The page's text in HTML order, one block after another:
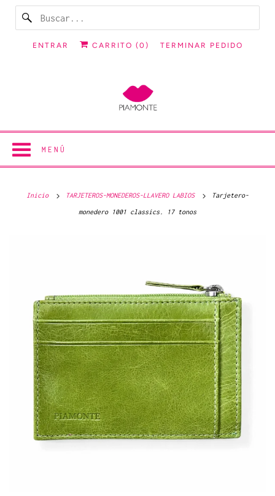
ENTRAR CARRITO ( 0 ) TERMINAR PEDIDO
MENÚ
Inicio TARJETEROS-MONEDEROS-LLAVERO LABIOS Tarjetero-
monedero 1001 classics. 17 tonos